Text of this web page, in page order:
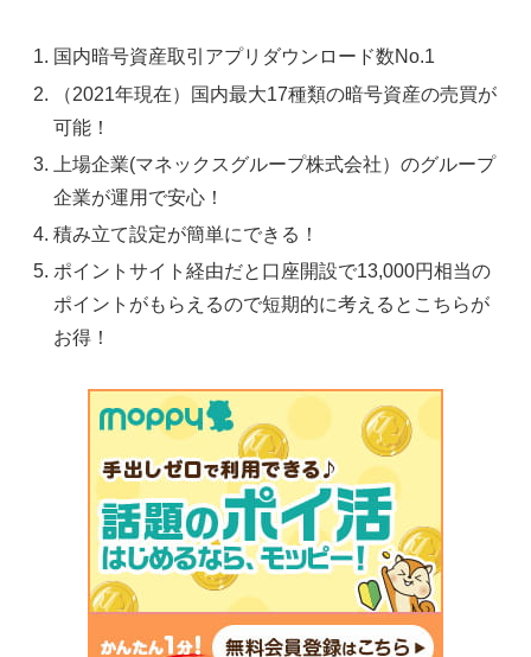
国内暗号資産取引アプリダウンロード数No.1
（2021年現在）国内最大17種類の暗号資産の売買が
可能！
上場企業(マネックスグループ株式会社）のグループ
企業が運用で安心！
積み立て設定が簡単にできる！
ポイントサイト経由だと口座開設で13,000円相当の
ポイントがもらえるので短期的に考えるとこちらが
お得！